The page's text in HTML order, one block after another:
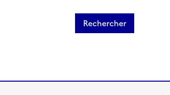
Rechercher